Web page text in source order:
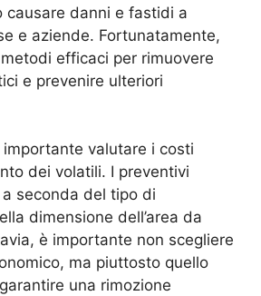
causare danni e fastidi a
e aziende. Fortunatamente,
efficaci per rimuovere
e prevenire ulteriori
valutare i costi
dei volatili. I preventivi
seconda del tipo di
dimensione dell’area da
è importante non scegliere
ma piuttosto quello
una rimozione